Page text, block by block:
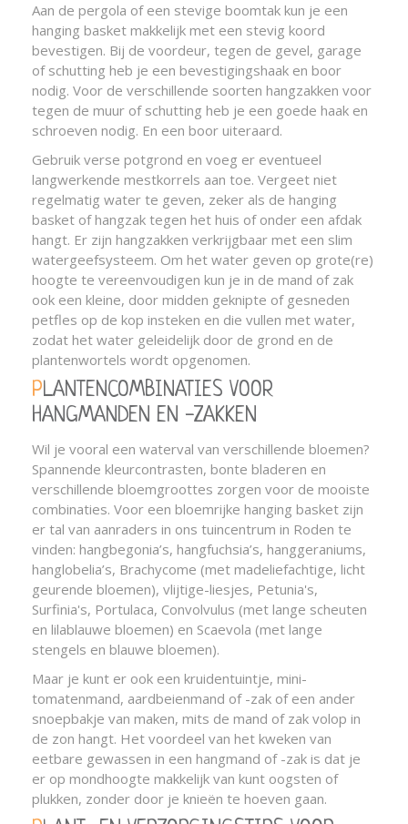
Aan de pergola of een stevige boomtak kun je een
hanging basket makkelijk met een stevig koord
bevestigen. Bij de voordeur, tegen de gevel, garage
of schutting heb je een bevestigingshaak en boor
nodig. Voor de verschillende soorten hangzakken voor
tegen de muur of schutting heb je een goede haak en
schroeven nodig. En een boor uiteraard.
Gebruik verse potgrond en voeg er eventueel
langwerkende mestkorrels aan toe. Vergeet niet
regelmatig water te geven, zeker als de hanging
basket of hangzak tegen het huis of onder een afdak
hangt. Er zijn hangzakken verkrijgbaar met een slim
watergeefsysteem. Om het water geven op grote(re)
hoogte te vereenvoudigen kun je in de mand of zak
ook een kleine, door midden geknipte of gesneden
petfles op de kop insteken en die vullen met water,
zodat het water geleidelijk door de grond en de
plantenwortels wordt opgenomen.
PLANTENCOMBINATIES VOOR
HANGMANDEN EN -ZAKKEN
Wil je vooral een waterval van verschillende bloemen?
Spannende kleurcontrasten, bonte bladeren en
verschillende bloemgroottes zorgen voor de mooiste
combinaties. Voor een bloemrijke hanging basket zijn
er tal van aanraders in ons tuincentrum in Roden te
vinden: hangbegonia’s, hangfuchsia’s, hanggeraniums,
hanglobelia’s, Brachycome (met madeliefachtige, licht
geurende bloemen), vlijtige-liesjes, Petunia's,
Surfinia's, Portulaca, Convolvulus (met lange scheuten
en lilablauwe bloemen) en Scaevola (met lange
stengels en blauwe bloemen).
Maar je kunt er ook een kruidentuintje, mini-
tomatenmand, aardbeienmand of -zak of een ander
snoepbakje van maken, mits de mand of zak volop in
de zon hangt. Het voordeel van het kweken van
eetbare gewassen in een hangmand of -zak is dat je
er op mondhoogte makkelijk van kunt oogsten of
plukken, zonder door je knieën te hoeven gaan.